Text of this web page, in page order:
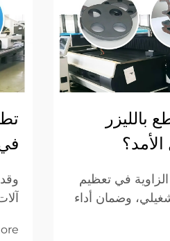
بالليزر
في تعظيم
وضمان أداء
الشركات